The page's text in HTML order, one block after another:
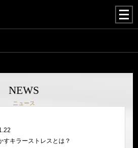
NEWS
ニュース
すキラーストレスとは？